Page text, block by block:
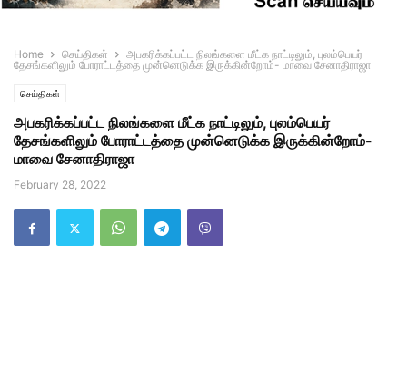
Home செய்திகள்
அபகரிக்கப்பட்ட நிலங்களை மீட்க நாட்டிலும், புலம்பெயர்
தேசங்களிலும் போராட்டத்தை முன்னெடுக்க இருக்கின்றோம்- மாவை சேனாதிராஜா
செய்திகள்
அபகரிக்கப்பட்ட நிலங்களை மீட்க நாட்டிலும், புலம்பெயர்
தேசங்களிலும் போராட்டத்தை முன்னெடுக்க இருக்கின்றோம்-
மாவை சேனாதிராஜா
February 28, 2022